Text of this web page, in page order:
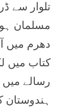
تلوار سے
مسلمان
دھرم میں
کتاب میں
رسالے میں
ہندوستان